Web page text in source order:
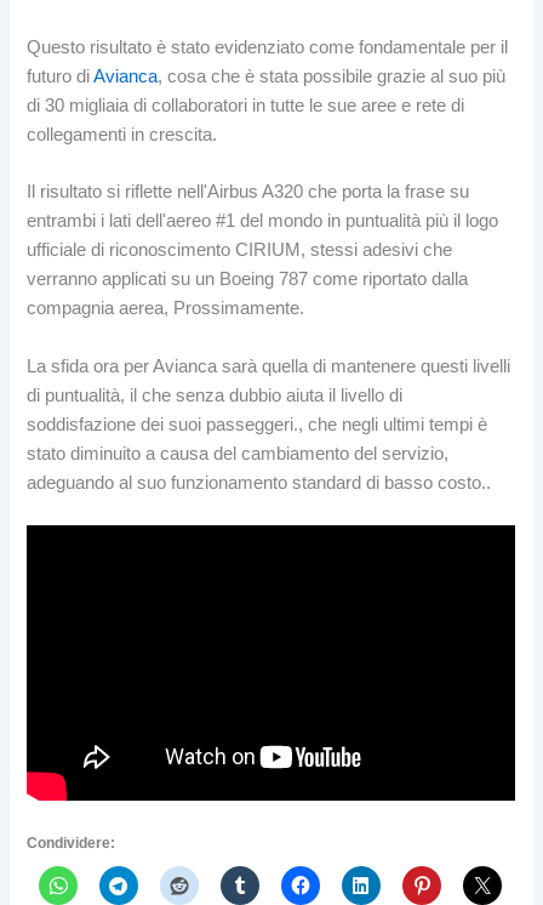
Questo risultato è stato evidenziato come fondamentale per il
futuro diAvianca, cosa che è stata possibile grazie al suo più
di 30 migliaia di collaboratori in tutte le sue aree e rete di
collegamenti in crescita.
Il risultato si riflette nell'Airbus A320 che porta la frase su
entrambi i lati dell'aereo #1 del mondo in puntualità più il logo
ufficiale di riconoscimento CIRIUM, stessi adesivi che
verranno applicati su un Boeing 787 come riportato dalla
compagnia aerea, Prossimamente.
La sfida ora per Avianca sarà quella di mantenere questi livelli
di puntualità, il che senza dubbio aiuta il livello di
soddisfazione dei suoi passeggeri., che negli ultimi tempi è
stato diminuito a causa del cambiamento del servizio,
adeguando al suo funzionamento standard di basso costo..
Condividere: